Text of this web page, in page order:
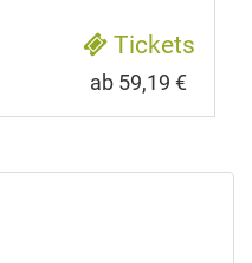
Tickets
ab 59,19 €